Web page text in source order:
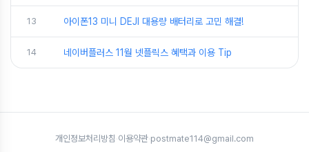
13 아이폰13 미니 DEJI 대용량 배터리로 고민 해결!
14 네이버플러스 11월 넷플릭스 혜택과 이용 Tip
개인정보처리방침 ·이용약관·postmate114@gmail.com